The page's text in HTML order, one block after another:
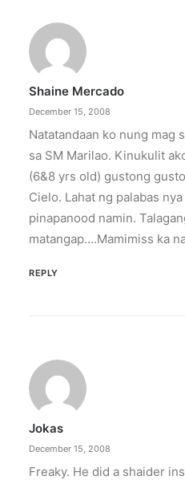
Shaine Mercado
December 15, 2008
Natatandaan ko nung mag
sa SM Marilao. Kinukulit
(6&8 yrs old) gustong
Cielo. Lahat ng palabas
pinapanood namin.
matangap….Mamimiss ka
REPLY
Jokas
December 15, 2008
Freaky. He did a shaider